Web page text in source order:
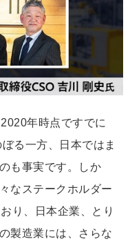
年時点ですでに
る一方、日本ではま
も事実です。しか
なステークホルダー
り、日本企業、とり
製造業には、さらな